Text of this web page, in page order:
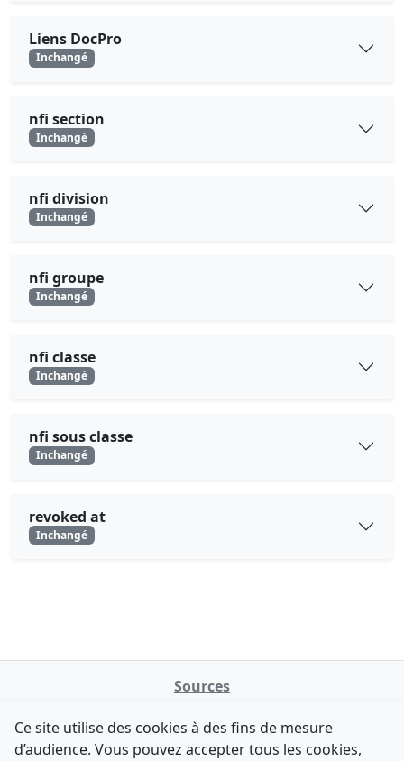
Liens DocPro
Inchangé
nfi section
Inchangé
nfi division
Inchangé
nfi groupe
Inchangé
nfi classe
Inchangé
nfi sous classe
Inchangé
revoked at
Inchangé
Sources
data.gouv.fr
Legifrance - API
Ce site utilise des cookies à des fins de mesure
d’audience. Vous pouvez accepter tous les cookies,